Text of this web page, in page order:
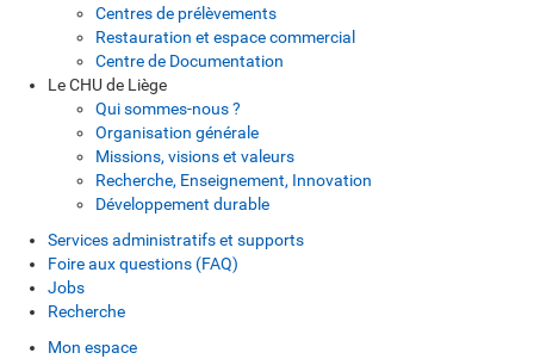
Centres de prélèvements
Restauration et espace commercial
Centre de Documentation
Le CHU de Liège
Qui sommes-nous ?
Organisation générale
Missions, visions et valeurs
Recherche, Enseignement, Innovation
Développement durable
Services administratifs et supports
Foire aux questions (FAQ)
Jobs
Recherche
Mon espace